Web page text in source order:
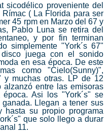
sicodélico proveniente del
( La Florida para ser
45 rpm en Marzo del 67 y
Pablo Luna se retira del
y por fin terminan
simplemente "York´s 67"
juega con el sonido
en esa época. De este
como "Cielo(Sunny)",
y muchas otras. LP de 12
alzanzó entre las emisoras
Asi los "York´s" se
Llegan a tener sus
hasta su propio programa
que solo llego a durar
11.